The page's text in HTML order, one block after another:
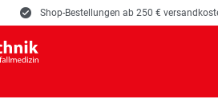
E Shop-Bestellungen ab 250 €